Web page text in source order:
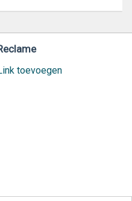
toevoegen